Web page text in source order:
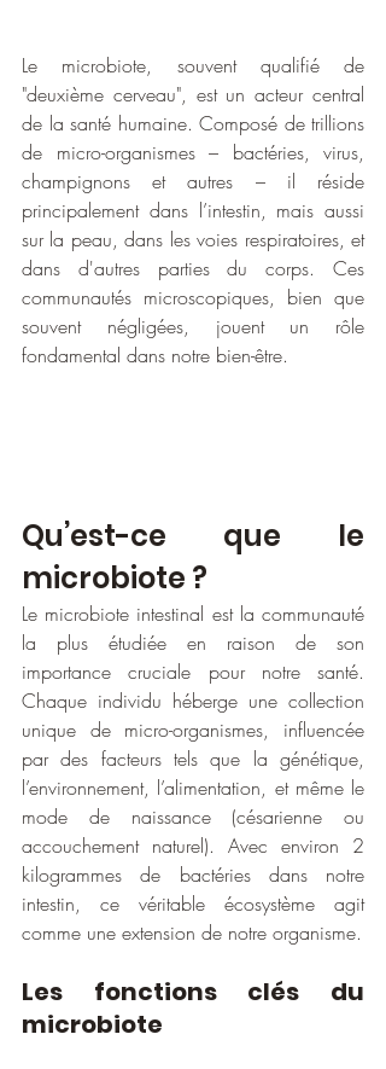
Le microbiote, souvent qualifié de
"deuxième cerveau", est un acteur central
de la santé humaine. Composé de trillions
de micro-organismes – bactéries, virus,
champignons et autres – il réside
principalement dans l’intestin, mais aussi
sur la peau, dans les voies respiratoires, et
dans d'autres parties du corps. Ces
communautés microscopiques, bien que
souvent négligées, jouent un rôle
fondamental dans notre bien-être.
Qu’est-ce que le
microbiote ?
Le microbiote intestinal est la communauté
la plus étudiée en raison de son
importance cruciale pour notre santé.
Chaque individu héberge une collection
unique de micro-organismes, influencée
par des facteurs tels que la génétique,
l’environnement, l’alimentation, et même le
mode de naissance (césarienne ou
accouchement naturel). Avec environ 2
kilogrammes de bactéries dans notre
intestin, ce véritable écosystème agit
comme une extension de notre organisme.
Les fonctions clés du
microbiote